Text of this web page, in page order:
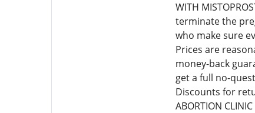
WITH
terminate the
who make sure
Prices are
money-back
get a full no-
Discounts for
ABORTION